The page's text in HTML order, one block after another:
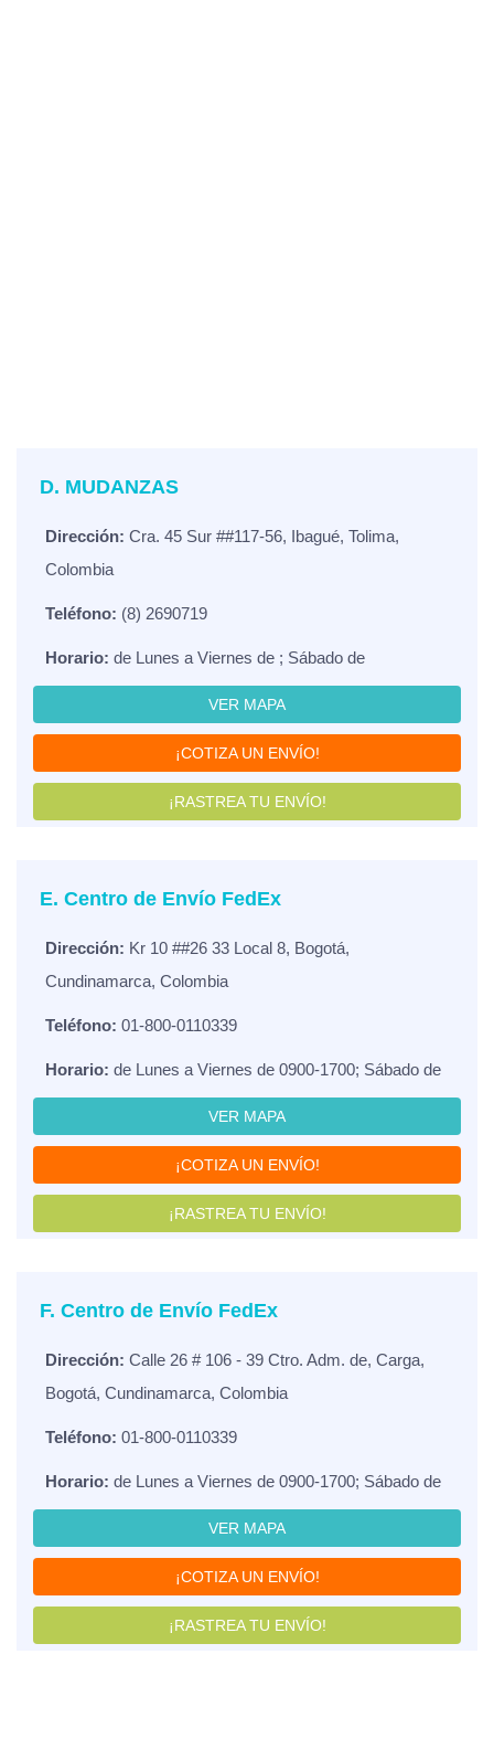
D. MUDANZAS
Dirección: Cra. 45 Sur ##117-56, Ibagué, Tolima,
Colombia
Teléfono: (8) 2690719
Horario: de Lunes a Viernes de ; Sábado de
VER MAPA
¡COTIZA UN ENVÍO!
¡RASTREA TU ENVÍO!
E. Centro de Envío FedEx
Dirección: Kr 10 ##26 33 Local 8, Bogotá,
Cundinamarca, Colombia
Teléfono: 01-800-0110339
Horario: de Lunes a Viernes de 0900-1700; Sábado de
VER MAPA
¡COTIZA UN ENVÍO!
¡RASTREA TU ENVÍO!
F. Centro de Envío FedEx
Dirección: Calle 26 # 106 - 39 Ctro. Adm. de, Carga,
Bogotá, Cundinamarca, Colombia
Teléfono: 01-800-0110339
Horario: de Lunes a Viernes de 0900-1700; Sábado de
VER MAPA
¡COTIZA UN ENVÍO!
¡RASTREA TU ENVÍO!